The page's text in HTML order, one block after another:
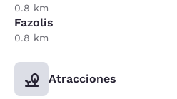
0.8 km
Fazolis
0.8 km
Atracciones